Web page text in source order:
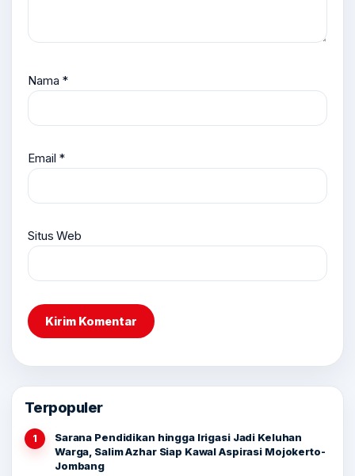
Nama *
Email *
Situs Web
Terpopuler
1
Sarana Pendidikan hingga Irigasi Jadi Keluhan
Warga, Salim Azhar Siap Kawal Aspirasi Mojokerto-
Jombang